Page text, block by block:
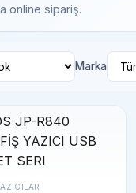
online sipariş.
Marka